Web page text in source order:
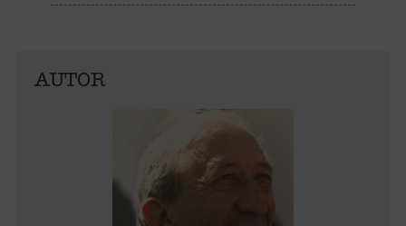
AUTOR